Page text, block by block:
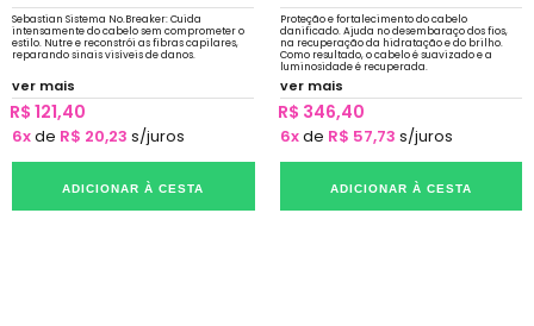
Sebastian Sistema No.Breaker: Cuida
intensamente do cabelo sem comprometer o
estilo. Nutre e reconstrói as fibras capilares,
reparando sinais visíveis de danos.
ver mais
R$ 121,40
6xde R$ 20,23 s/juros
ADICIONAR À CESTA
Proteção e fortalecimento do cabelo
danificado. Ajuda no desembaraço dos fios,
na recuperação da hidratação e do brilho.
Como resultado, o cabelo é suavizado e a
luminosidade é recuperada.
ver mais
R$ 346,40
6xde R$ 57,73 s/juros
ADICIONAR À CESTA